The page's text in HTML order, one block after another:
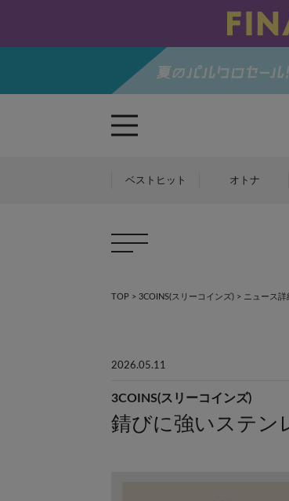
ベストヒット オトナ
TOP > 3COINS(スリーコインズ) > ニュース詳
2026.05.11
3COINS(スリーコインズ)
錆びに強いステン